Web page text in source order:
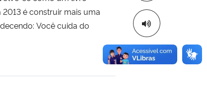
é construir mais uma
Você cuida do